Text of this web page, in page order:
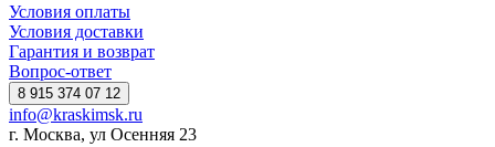
Условия оплаты
Условия доставки
Гарантия и возврат
Вопрос-ответ
8 915 374 07 12
info@kraskimsk.ru
г. Москва, ул Осенняя 23